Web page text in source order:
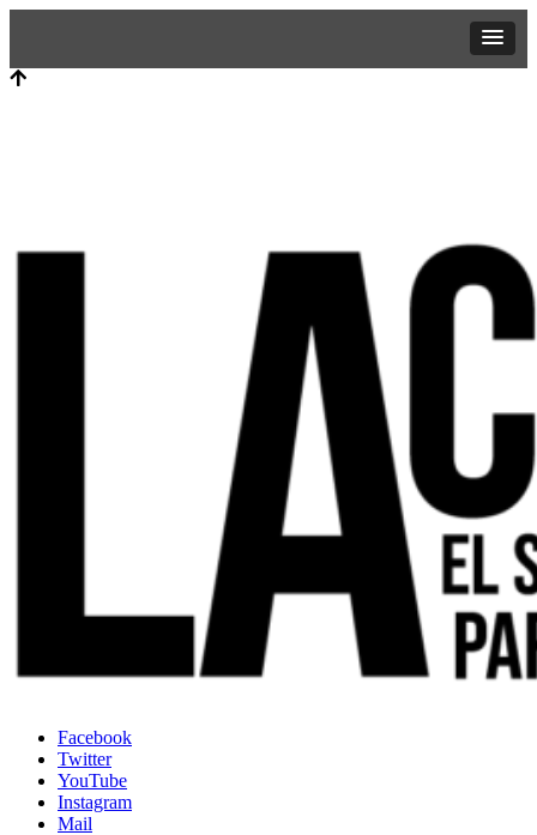
Facebook
Twitter
YouTube
Instagram
Mail